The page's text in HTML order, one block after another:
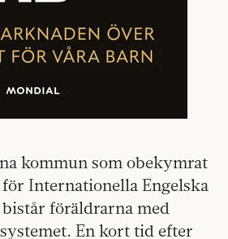
kommun som obekymrat
Internationella Engelska
bistår föräldrarna med
En kort tid efter